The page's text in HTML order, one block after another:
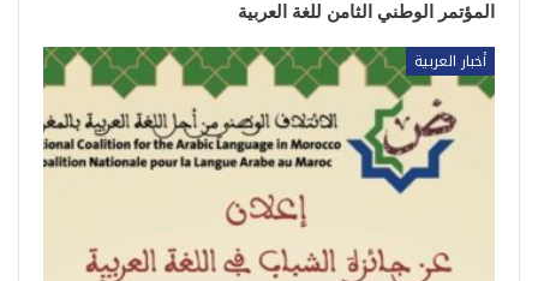
المؤتمر الوطني الثامن للغة العربية
أخبار العربية